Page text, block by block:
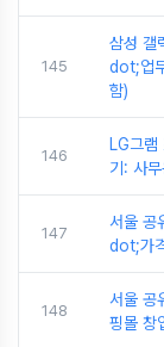
145
삼성
dot;업
함)
146
LG그
기: 사
147
서울 공
dot;가
148
서울 공
핑몰 창